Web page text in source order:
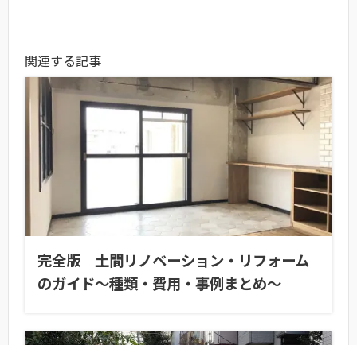
関連する記事
完全版｜土間リノベーション・リフォーム
のガイド〜種類・費用・事例まとめ〜